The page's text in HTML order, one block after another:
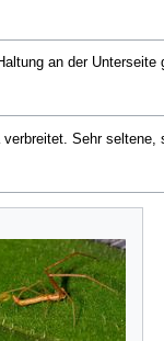
an der
Sehr seltene,